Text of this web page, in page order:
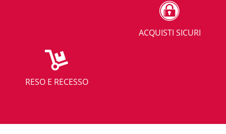
ACQUISTI SICURI
RESO E RECESSO